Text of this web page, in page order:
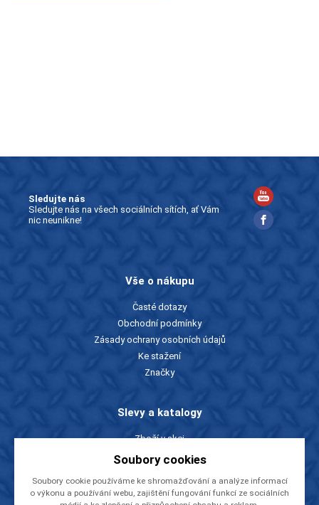
Sledujte nás
Sledujte nás na všech sociálních sítích, ať Vám
nic neunikne!
Vše o nákupu
Časté dotazy
Obchodní podmínky
Zásady ochrany osobních údajů
Ke stažení
Značky
Slevy a katalogy
Zboží v akci
Ceníky a katalogy
Soubory cookies
Soubory cookie používáme ke shromažďování a analýze informací
o výkonu a používání webu, zajištění fungování funkcí ze sociálních